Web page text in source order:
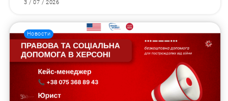
3 / 07 / 2026
Новости